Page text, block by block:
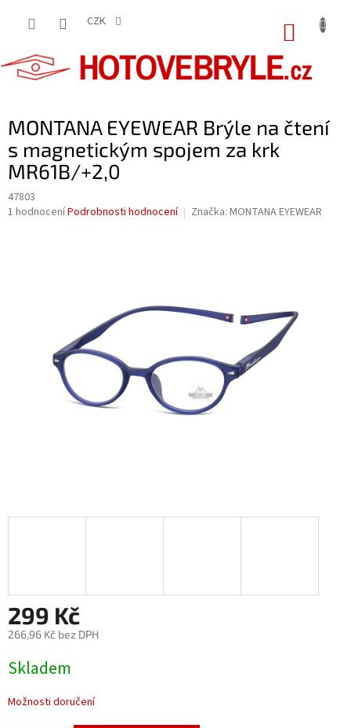
CZK
MONTANA EYEWEAR Brýle na čtení
s magnetickým spojem za krk
MR61B/+2,0
47803
Průměrné
1 hodnoceníPodrobnosti hodnocení Značka: MONTANA EYEWEAR
299 Kč
266,96 Kč bez DPH
cena:
Skladem
Možnosti doručení